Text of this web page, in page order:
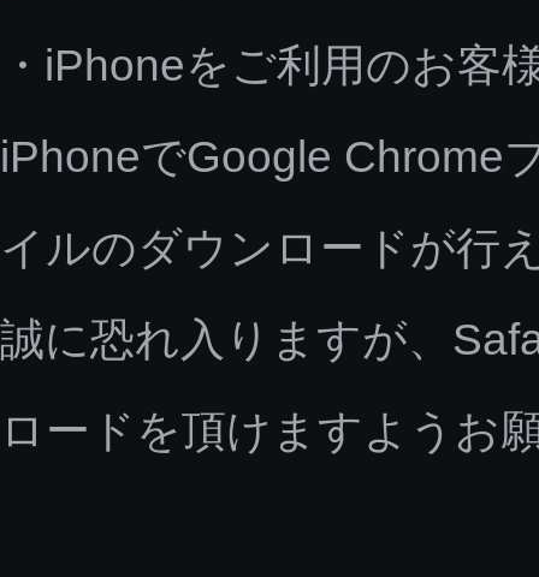
・iPhoneをご利用のお客
iPhoneでGoogle Chrome
イルのダウンロードが行
誠に恐れ入りますが、
ロードを頂けますようお